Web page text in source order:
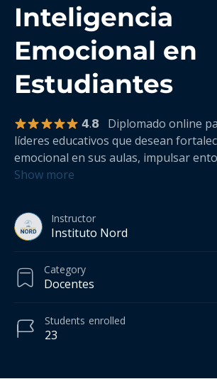
Inteligencia
Emocional en
Estudiantes
𝟰.𝟴 Diplomado online
líderes educativos que desean
emocional en sus aulas, impulsar
Show more
Instructor
Instituto Nord
Category
Docentes
23
Students enrolled